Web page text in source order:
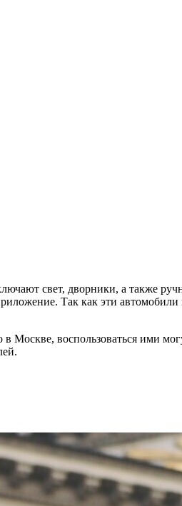
свет, дворники, а также
Так как эти автомобили
воспользоваться ими